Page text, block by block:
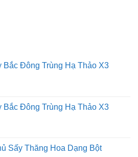
Bắc Đông Trùng Hạ Thảo X3
Bắc Đông Trùng Hạ Thảo X3
Sấy Thăng Hoa Dạng Bột